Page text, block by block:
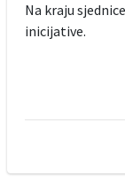
Na kraju
inicijative.